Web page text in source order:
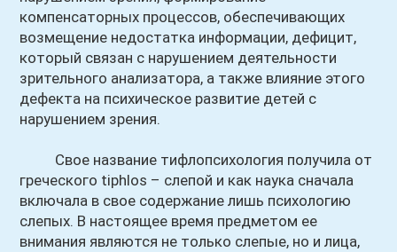
компенсаторных процессов, обеспечивающих
возмещение недостатка информации, дефицит,
который связан с нарушением деятельности
зрительного анализатора, а также влияние этого
дефекта на психическое развитие детей с
нарушением зрения.
Свое название тифлопсихология получила от
греческого tiphlos – слепой и как наука сначала
включала в свое содержание лишь психологию
слепых. В настоящее время предметом ее
внимания являются не только слепые, но и лица,